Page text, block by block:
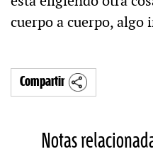
cuerpo a cuerpo, algo
Compartir
Notas